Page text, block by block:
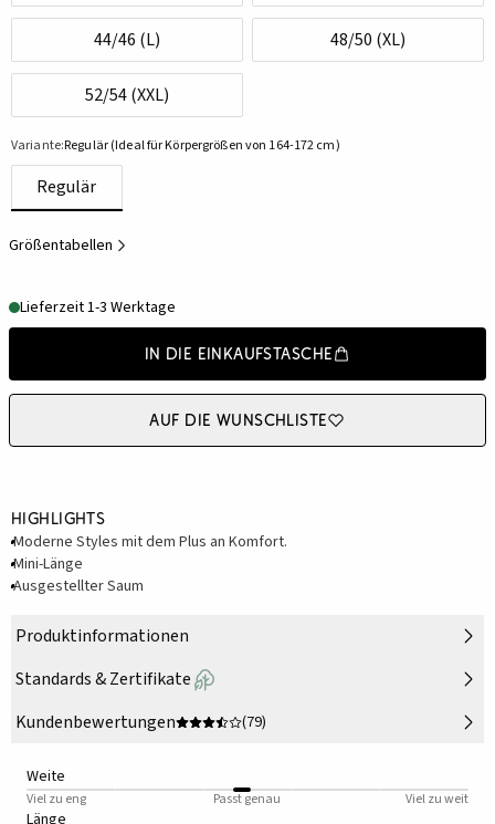
44/46 (L) 48/50 (XL)
52/54 (XXL)
Variante:Regulär (Ideal für Körpergrößen von 164-172 cm)
Regulär
Größentabellen
Lieferzeit 1-3 Werktage
In die Einkaufstasche
Auf die Wunschliste
Highlights
Moderne Styles mit dem Plus an Komfort.
Mini-Länge
Ausgestellter Saum
Produktinformationen
Standards & Zertifikate
Kundenbewertungen
(79)
Weite
Viel zu eng Passt genau Viel zu weit